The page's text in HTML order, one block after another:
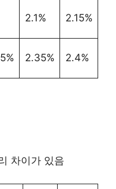
2.1% 2.15%
2.35% 2.4%
차이가 있음